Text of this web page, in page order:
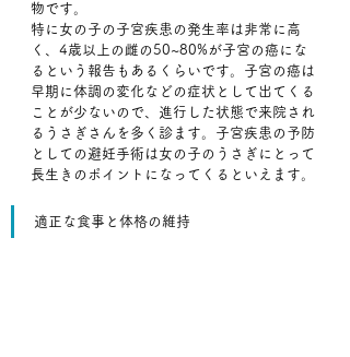
物です。
特に女の子の子宮疾患の発生率は非常に高
く、4歳以上の雌の50~80%が子宮の癌にな
るという報告もあるくらいです。子宮の癌は
早期に体調の変化などの症状として出てくる
ことが少ないので、進行した状態で来院され
るうさぎさんを多く診ます。子宮疾患の予防
としての避妊手術は女の子のうさぎにとって
長生きのポイントになってくるといえます。
適正な食事と体格の維持